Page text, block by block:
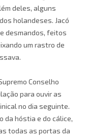
deles, alguns
holandeses. Jacó
desmandos, feitos
um rastro de
Conselho
para ouvir as
no dia seguinte.
da hóstia e do cálice,
todas as portas da